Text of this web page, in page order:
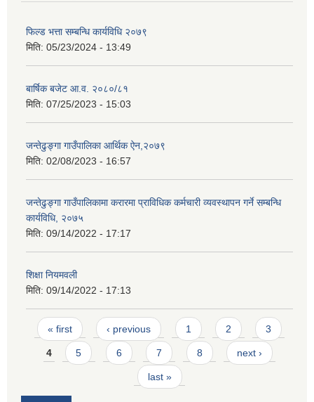
फिल्ड भत्ता सम्बन्धि कार्यविधि २०७९
मिति: 05/23/2024 - 13:49
बार्षिक बजेट आ.व. २०८०/८१
मिति: 07/25/2023 - 15:03
जन्तेढुङ्गा गाउँपालिका आर्थिक ऐन,२०७९
मिति: 02/08/2023 - 16:57
जन्तेढुङ्गा गाउँपालिकामा करारमा प्राविधिक कर्मचारी व्यवस्थापन गर्ने सम्बन्धि
कार्यविधि, २०७५
मिति: 09/14/2022 - 17:17
शिक्षा नियमवली
मिति: 09/14/2022 - 17:13
Pages
« first ‹ previous 1 2 3
4 5 6 7 8 next ›
last »